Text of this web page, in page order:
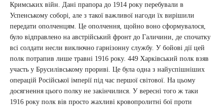
Кримських війн. Дані прапора до 1914 року перебували в
Успенському соборі, але з такої важливої нагоди їх вирішили
передати ополченцям. Це ополчення, щойно воно сформувалося,
було відправлено на австрійський фронт до Галичини, де спочатку
всі солдати несли виключно гарнізонну службу. У бойові дії цей
полк потрапив лише травні 1916 року. 449 Харківський полк взяв
участь у Брусилівському прориві. Це була одна з найуспішніших
операцій Російської імперії під час першої світової. На цьому
досягнення цього полку не закінчилися. У вересні того ж таки
1916 року полк вів просто жахливі кровопролитні бої проти